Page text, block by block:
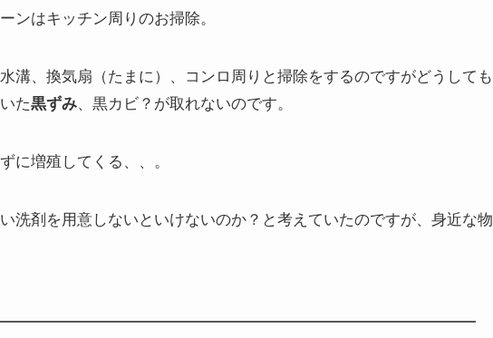
ンはキッチン周りのお掃除。
溝、換気扇（たまに）、コンロ周りと掃除をするのですがどうしても
た黒ずみ、黒カビ？が取れないのです。
に増殖してくる、、。
洗剤を用意しないといけないのか？と考えていたのですが、身近な物